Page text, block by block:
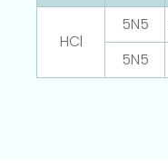
HCl
5N5
5N5